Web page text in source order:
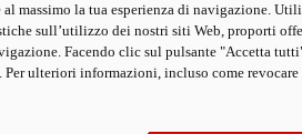
massimo la tua esperienza di navigazione.
sull’utilizzo dei nostri siti Web, proporti
Facendo clic sul pulsante "Accetta
ulteriori informazioni, incluso come